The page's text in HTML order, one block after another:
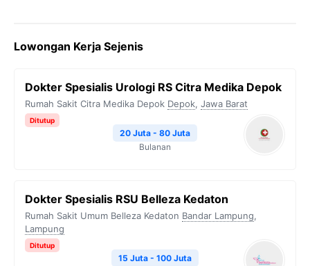
e
o
o
t
e
e
r
t
A
p
y
i
k
Lowongan Kerja Sejenis
Dokter Spesialis Urologi RS Citra Medika Depok
Rumah Sakit Citra Medika Depok Depok, Jawa Barat
Ditutup
20 Juta - 80 Juta
Bulanan
Dokter Spesialis RSU Belleza Kedaton
Rumah Sakit Umum Belleza Kedaton Bandar Lampung,
Lampung
Ditutup
15 Juta - 100 Juta